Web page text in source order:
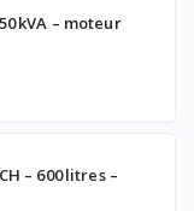
kVA – moteur
– 600 litres –